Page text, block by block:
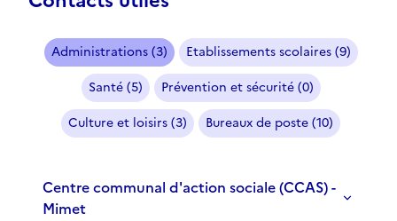
Administrations (3)
Etablissements scolaires (9)
Santé (5)
Prévention et sécurité (0)
Culture et loisirs (3)
Bureaux de poste (10)
Centre communal d'action sociale (CCAS) -
Mimet